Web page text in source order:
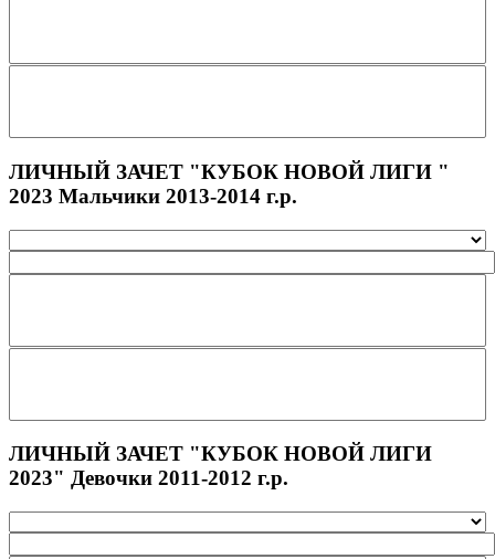
ЛИЧНЫЙ ЗАЧЕТ "КУБОК НОВОЙ ЛИГИ "
2023 Мальчики 2013-2014 г.р.
ЛИЧНЫЙ ЗАЧЕТ "КУБОК НОВОЙ ЛИГИ
2023" Девочки 2011-2012 г.р.